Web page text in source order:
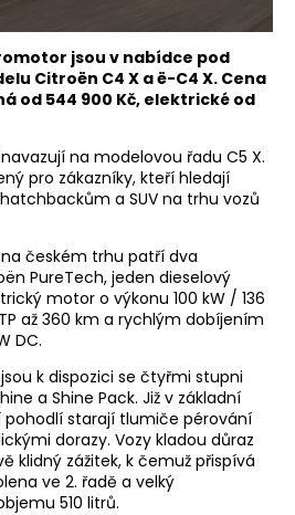
jsou v nabídce pod
Citroën C4 X a ë-C4 X. Cena
od 544 900 Kč, elektrické od
na modelovou řadu C5 X.
pro zákazníky, kteří hledají
a SUV na trhu vozů
českém trhu patří dva
PureTech, jeden dieselový
motor o výkonu 100 kW / 136
až 360 km a rychlým dobíjením
DC.
k dispozici se čtyřmi stupni
a Shine Pack. Již v základní
starají tlumiče pérování
dorazy. Vozy kladou důraz
klidný zážitek, k čemuž přispívá
ve 2. řadě a velký
510 litrů.